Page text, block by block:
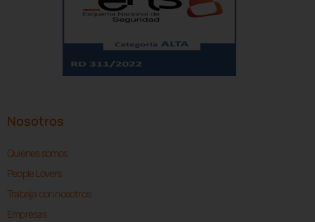
Nosotros
Quiénes somos
People Lovers
Trabaja con nosotros
Empresas